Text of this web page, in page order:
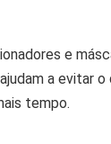
e
a evitar
tempo.